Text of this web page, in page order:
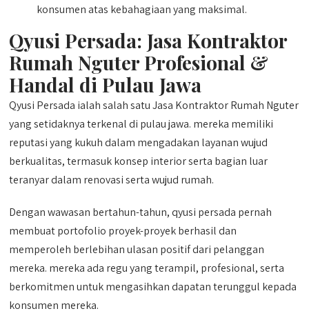
konsumen atas kebahagiaan yang maksimal.
Qyusi Persada: Jasa Kontraktor
Rumah NguterProfesional &
Handal di Pulau Jawa
Qyusi Persada ialah salah satu Jasa Kontraktor Rumah Nguter
yang setidaknya terkenal di pulau jawa. mereka memiliki
reputasi yang kukuh dalam mengadakan layanan wujud
berkualitas, termasuk konsep interior serta bagian luar
teranyar dalam renovasi serta wujud rumah.
Dengan wawasan bertahun-tahun, qyusi persada pernah
membuat portofolio proyek-proyek berhasil dan
memperoleh berlebihan ulasan positif dari pelanggan
mereka. mereka ada regu yang terampil, profesional, serta
berkomitmen untuk mengasihkan dapatan terunggul kepada
konsumen mereka.